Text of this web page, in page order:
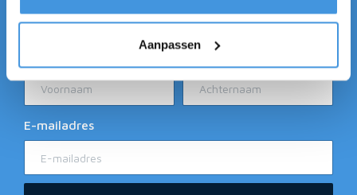
Aanpassen
Ontvang ALMN updates
Achternaam
E-mailadres